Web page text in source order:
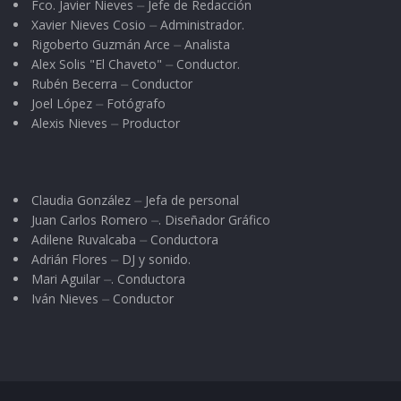
recompensaré dándote el alivio de tu susto. Si
no cumples con mi encargo, no sanarás».
El pobre hombre no supo qué hacer, al ver al
esqueleto caminando y meneando las
sintió que una fuerza sobrenatural lo sostenía y
de pronto, pudo moverse y salir despavorido,
sintiendo tras de él, el esqueleto que parecía lo
correteaba.
Fco. Javier Nieves ⏤ Jefe de Redacción
Xavier Nieves Cosio ⏤ Administrador.
Rigoberto Guzmán Arce ⏤ Analista
Alex Solis "El Chaveto" ⏤ Conductor.
Rubén Becerra ⏤ Conductor
Joel López ⏤ Fotógrafo
Alexis Nieves ⏤ Productor
Claudia González ⏤ Jefa de personal
Juan Carlos Romero ⏤. Diseñador Gráfico
Adilene Ruvalcaba ⏤ Conductora
Adrián Flores ⏤ DJ y sonido.
Mari Aguilar ⏤. Conductora
Iván Nieves ⏤ Conductor